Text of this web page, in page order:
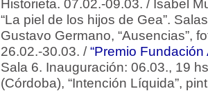
Historieta. 07.02.-09.03. / Isabel
“La piel de los hijos de Gea”.
Gustavo Germano, “Ausencias”,
26.02.-30.03. /“Premio
Sala 6. Inauguración: 06.03., 19
(Córdoba), “Intención Líquida”,